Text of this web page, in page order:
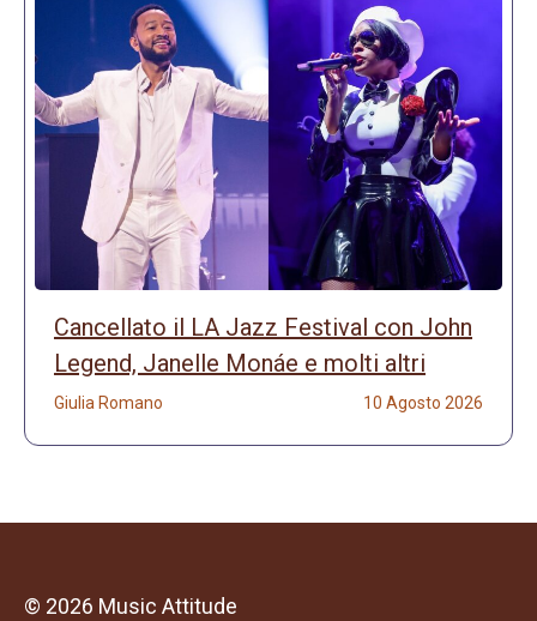
Cancellato il LA Jazz Festival con John
Legend, Janelle Monáe e molti altri
Giulia Romano 10 Agosto 2026
© 2026 Music Attitude